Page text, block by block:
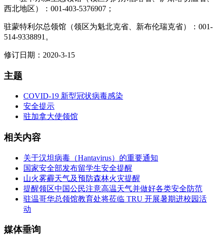
西北地区）：001-403-5376907；
驻蒙特利尔总领馆（领区为魁北克省、新布伦瑞克省）：001-
514-9338891。
修订日期：2020-3-15
主题
COVID-19 新型冠状病毒感染
安全提示
驻加拿大使领馆
相关内容
关于汉坦病毒（Hantavirus）的重要通知
国家安全部发布留学生安全提醒
山火雾霾天气及预防森林火灾提醒
提醒领区中国公民注意高温天气并做好各类安全防范
驻温哥华总领馆教育处将莅临 TRU 开展暑期进校园活
动
媒体垂询